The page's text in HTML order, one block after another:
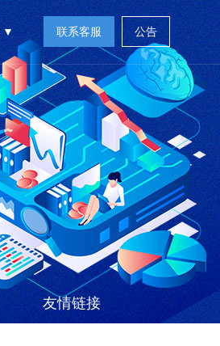
联系客服 公告
友情链接